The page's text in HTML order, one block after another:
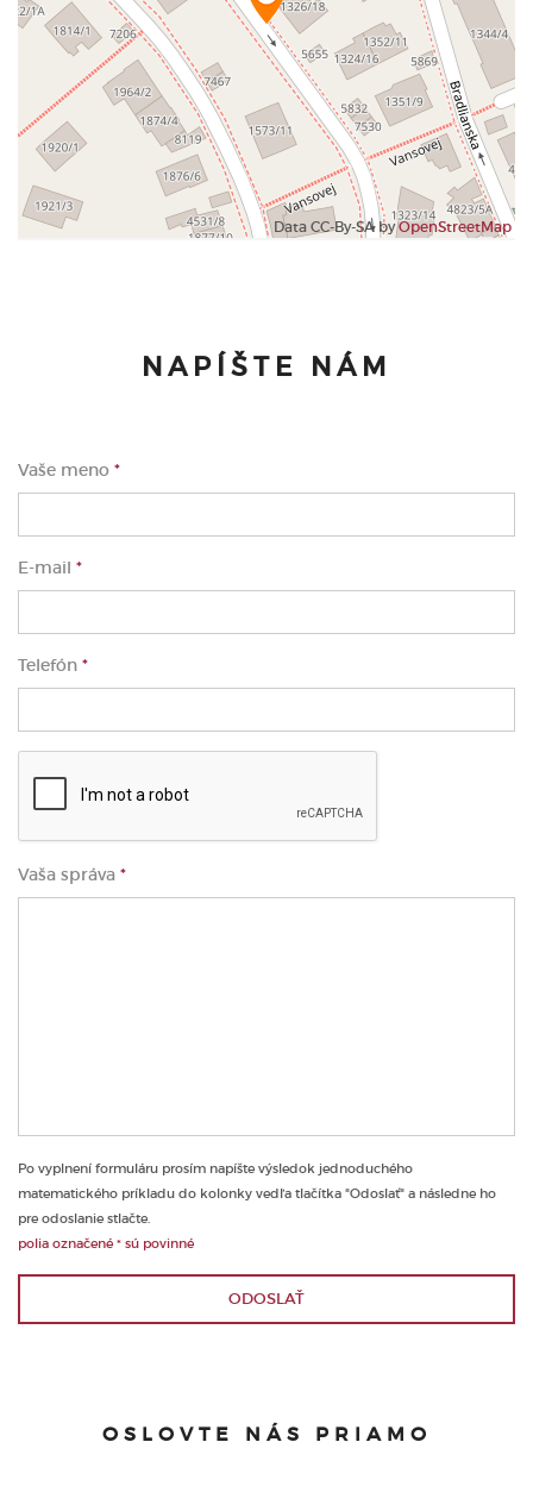
Data CC-By-SA byOpenStreetMap
NAPÍŠTE NÁM
Vaše meno *
E-mail *
Telefón *
Vaša správa *
Po vyplnení formuláru prosím napíšte výsledok jednoduchého
matematického príkladu do kolonky vedľa tlačítka "Odoslať" a následne ho
pre odoslanie stlačte.
polia označené * sú povinné
ODOSLAŤ
OSLOVTE NÁS PRIAMO